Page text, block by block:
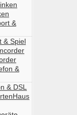
& Spiel
& DSL
Haus